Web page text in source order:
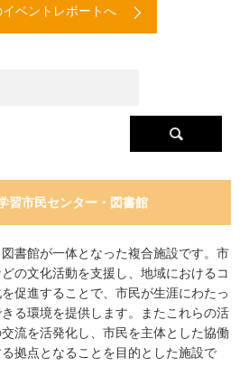
イベントレポートへ
習市民センター・図書館
書館が一体となった複合施設です。市
の文化活動を支援し、地域におけるコ
促進することで、市民が生涯にわたっ
る環境を提供します。またこれらの活
流を活発化し、市民を主体とした協働
拠点となることを目的とした施設で